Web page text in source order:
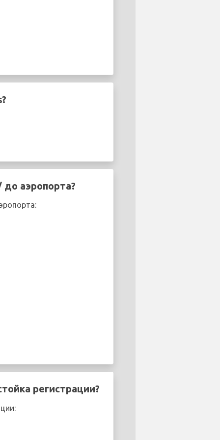
аэропорта?
регистрации?